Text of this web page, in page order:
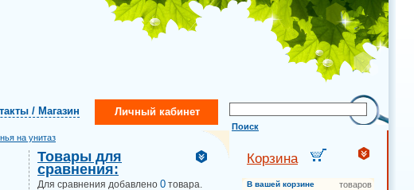
Поиск
/ Магазин Личный кабинет
на унитаз
Товары для
сравнения:
Для сравнения добавлено 0 товара.
Корзина
В вашей корзине товаров